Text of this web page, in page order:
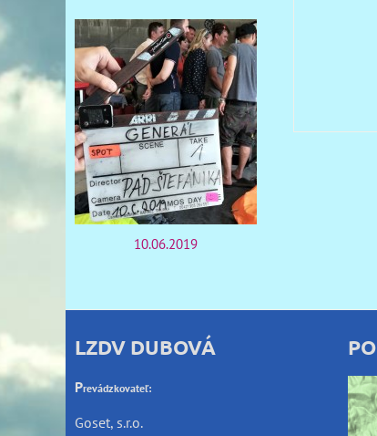
10.06.2019
LZDV DUBOVÁ
Prevádzkovateľ:
Goset, s.r.o.